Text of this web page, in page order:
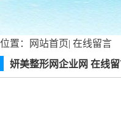
位置： 网站首页| 在线留言
妍美整形网企业网 在线